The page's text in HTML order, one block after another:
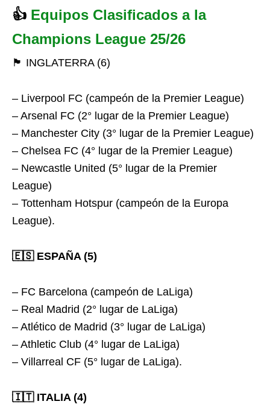
👍 Equipos Clasificados a la
Champions League 25/26
🏴󠁧󠁢󠁥󠁮󠁧󠁿 INGLATERRA (6)
– Liverpool FC (campeón de la Premier League)
– Arsenal FC (2° lugar de la Premier League)
– Manchester City (3° lugar de la Premier League)
– Chelsea FC (4° lugar de la Premier League)
– Newcastle United (5° lugar de la Premier
League)
– Tottenham Hotspur (campeón de la Europa
League).
🇪🇸 ESPAÑA (5)
– FC Barcelona (campeón de LaLiga)
– Real Madrid (2° lugar de LaLiga)
– Atlético de Madrid (3° lugar de LaLiga)
– Athletic Club (4° lugar de LaLiga)
– Villarreal CF (5° lugar de LaLiga).
🇮🇹 ITALIA (4)